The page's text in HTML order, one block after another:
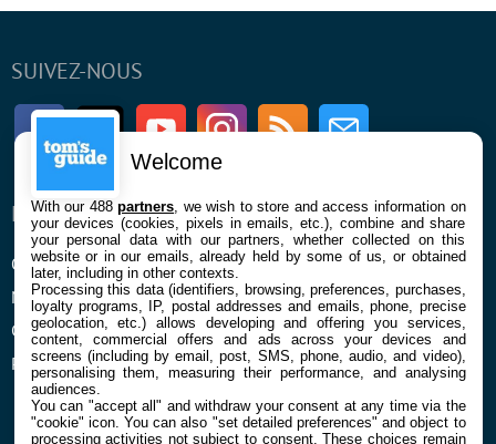
SUIVEZ-NOUS
FacebookTwitter Youtube InstagramRSS Newsletter
ENTREPRISE
Qui sommes nous
Mentions légales et CGU
Confidentialité et Cookies
Préférences cookies
À PROPOS
La rédaction
Contact
Welcome
With our 488partners , we wish to store and access information on
your devices (cookies, pixels in emails, etc.), combine and share
your personal data with our partners, whether collected on this
website or in our emails, already held by some of us, or obtained
later, including in other contexts.
Processing this data (identifiers, browsing, preferences, purchases,
loyalty programs, IP, postal addresses and emails, phone, precise
geolocation, etc.) allows developing and offering you services,
content, commercial offers and ads across your devices and
screens (including by email, post, SMS, phone, audio, and video),
personalising them, measuring their performance, and analysing
audiences.
You can "accept all" and withdraw your consent at any time via the
"cookie" icon. You can also "set detailed preferences" and object to
processing activities not subject to consent. These choices remain